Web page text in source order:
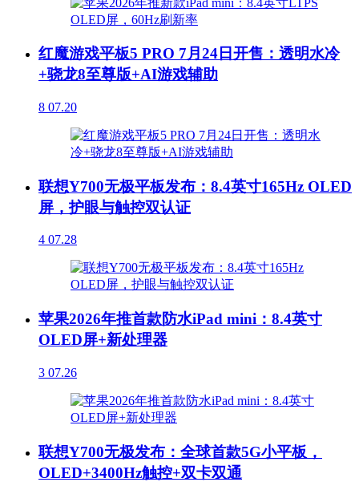
红魔游戏平板5 PRO 7月24日开售：透明水冷
+骁龙8至尊版+AI游戏辅助
8 07.20
联想Y700无极平板发布：8.4英寸165Hz OLED
屏，护眼与触控双认证
4 07.28
苹果2026年推首款防水iPad mini：8.4英寸
OLED屏+新处理器
3 07.26
联想Y700无极发布：全球首款5G小平板，
OLED+3400Hz触控+双卡双通